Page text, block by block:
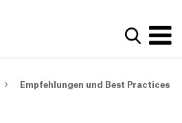
Suche
Empfehlungen und Best Practices